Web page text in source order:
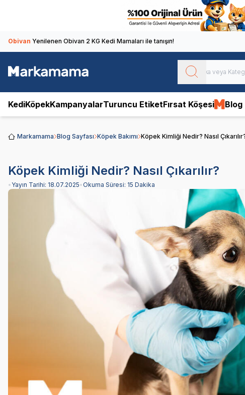
Obivan Yenilenen Obivan 2 KG Kedi Mamaları ile tanışın!
KediKöpekKampanyalarTuruncu EtiketFırsat Köşesi Blog
Markamama Blog Sayfası Köpek Bakımı Köpek Kimliği Nedir? Nasıl
Köpek Kimliği Nedir? Nasıl Çıkarılır?
• Yayın Tarihi: 18.07.2025•Okuma Süresi: 15 Dakika